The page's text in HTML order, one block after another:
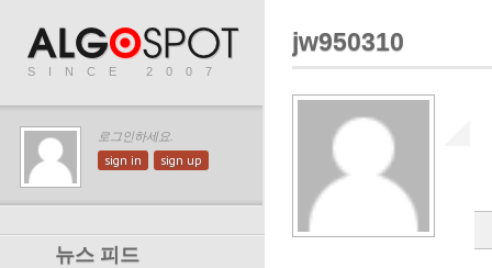
SINCE 2007
로그인하세요.
sign in sign up
뉴스 피드
jw950310